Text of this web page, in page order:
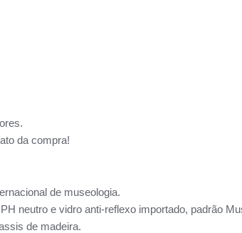
da compra!
de museologia.
neutro e vidro anti-reflexo importado, padrão
de madeira.